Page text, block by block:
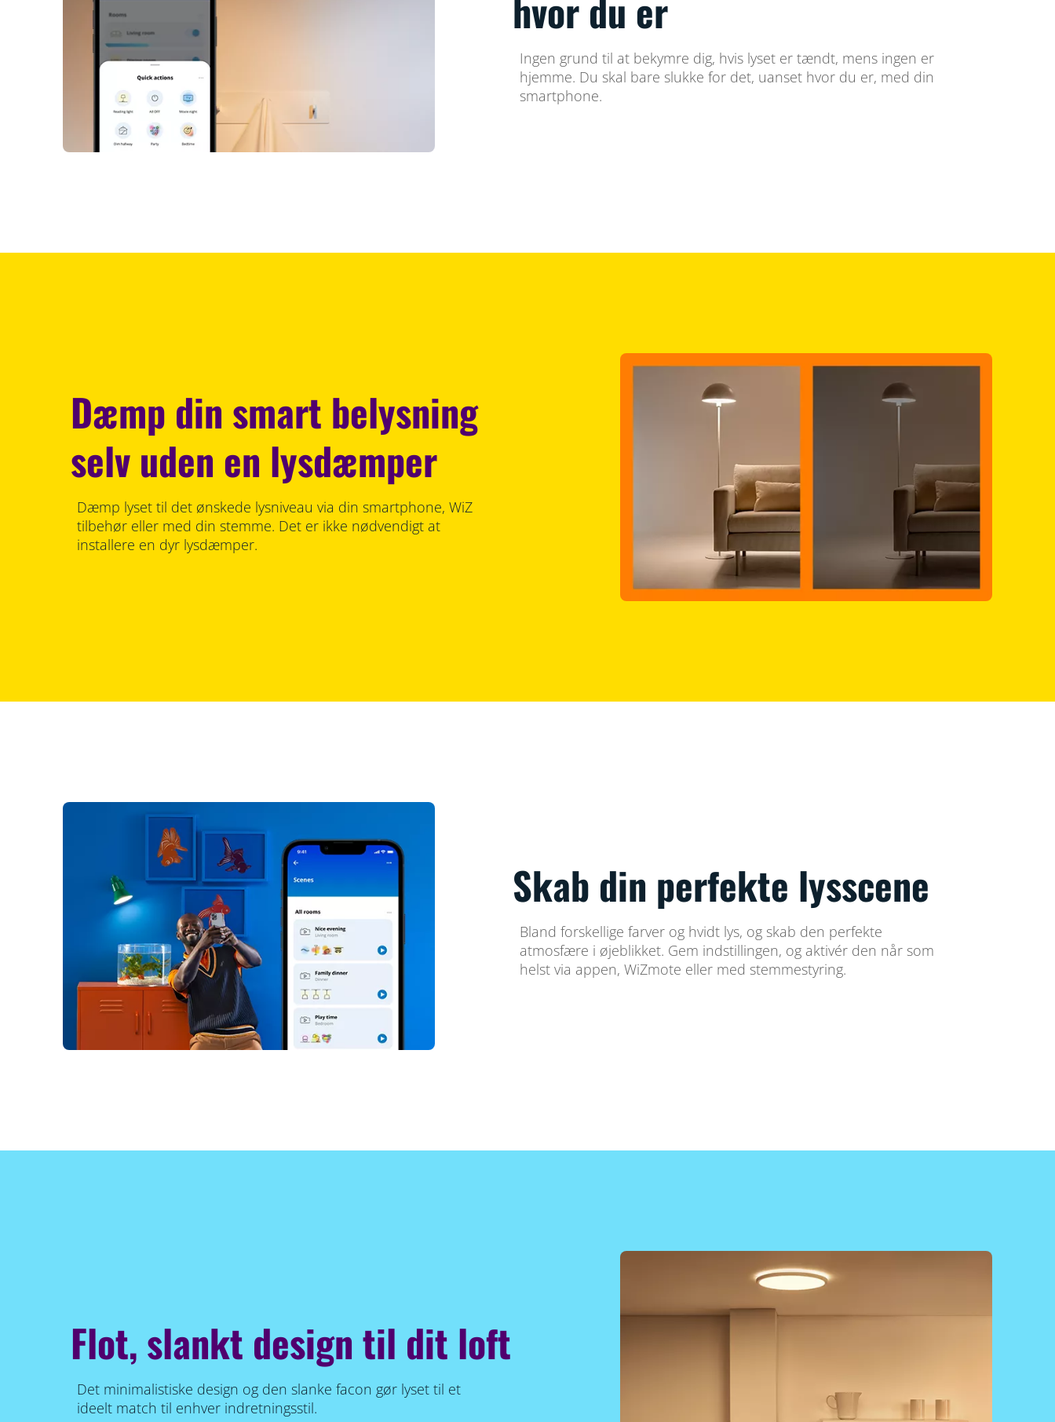
hvor du er
Ingen grund til at bekymre dig, hvis lyset er tændt, mens ingen er
hjemme. Du skal bare slukke for det, uanset hvor du er, med din
smartphone.
Dæmp din smart belysning
selv uden en lysdæmper
Dæmp lyset til det ønskede lysniveau via din smartphone, WiZ
tilbehør eller med din stemme. Det er ikke nødvendigt at
installere en dyr lysdæmper.
Skab din perfekte lysscene
Bland forskellige farver og hvidt lys, og skab den perfekte
atmosfære i øjeblikket. Gem indstillingen, og aktivér den når som
helst via appen, WiZmote eller med stemmestyring.
Flot, slankt design til dit loft
Det minimalistiske design og den slanke facon gør lyset til et
ideelt match til enhver indretningsstil.